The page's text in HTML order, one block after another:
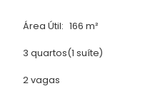
Área Útil: 166 m²
3 quartos(1 suíte)
2 vagas